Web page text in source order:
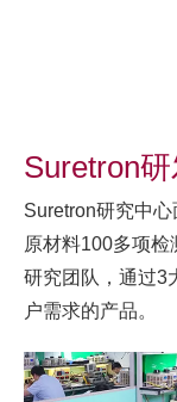
Suretron
Suretron研究中
原材料100多项检
研究团队，通过3
户需求的产品。